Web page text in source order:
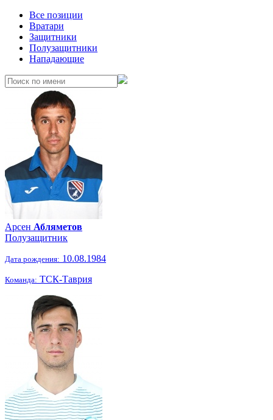
Все позиции
Вратари
Защитники
Полузащитники
Нападающие
Арсен Абляметов
Полузащитник
Дата рождения: 10.08.1984
Команда: ТСК-Таврия